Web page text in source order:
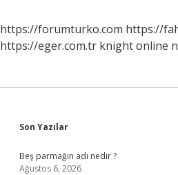
https://forumturko.com https://
https://eger.com.tr knight online
Sidebar
Son Yazılar
Beş parmağın adı nedir ?
Ağustos 6, 2026